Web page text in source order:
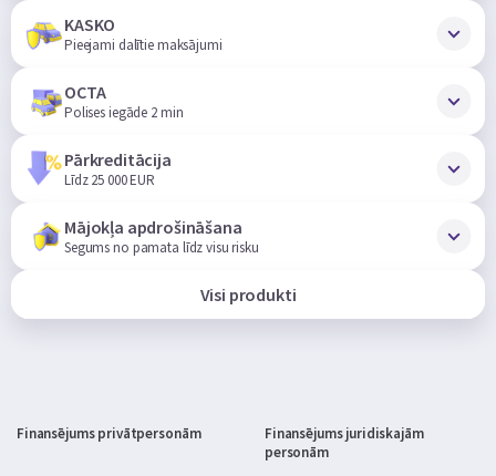
KASKO
Pieejami dalītie maksājumi
OCTA
Polises iegāde 2 min
Pārkreditācija
Līdz 25 000 EUR
Mājokļa apdrošināšana
Segums no pamata līdz visu risku
Visi produkti
Finansējums privātpersonām
Finansējums juridiskajām
personām